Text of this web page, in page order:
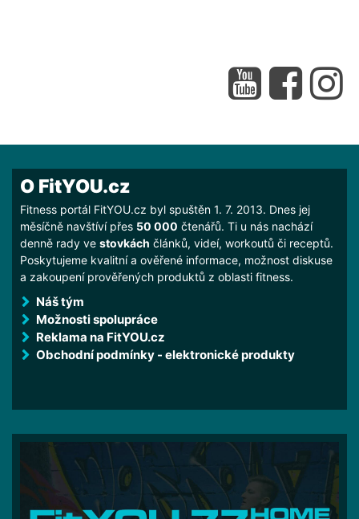
O FitYOU.cz
Fitness portál FitYOU.cz byl spuštěn 1. 7. 2013. Dnes jej
měsíčně navštíví přes 50 000 čtenářů. Ti u nás nachází
denně rady ve stovkách článků, videí, workoutů či receptů.
Poskytujeme kvalitní a ověřené informace, možnost diskuse
a zakoupení prověřených produktů z oblasti fitness.
Náš tým
Možnosti spolupráce
Reklama na FitYOU.cz
Obchodní podmínky - elektronické produkty